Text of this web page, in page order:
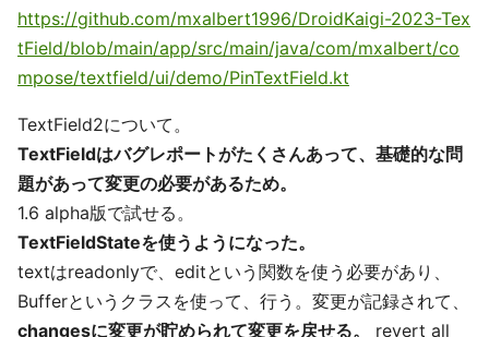
https://github.com/mxalbert1996/DroidKaigi-2023-Tex
tField/blob/main/app/src/main/java/com/mxalbert/co
mpose/textfield/ui/demo/PinTextField.kt
TextField2について。
TextFieldはバグレポートがたくさんあって、基礎的な問
題があって変更の必要があるため。
1.6 alpha版で試せる。
TextFieldStateを使うようになった。
textはreadonlyで、editという関数を使う必要があり、
Bufferというクラスを使って、行う。変更が記録されて、
changesに変更が貯められて変更を戻せる。
revert all